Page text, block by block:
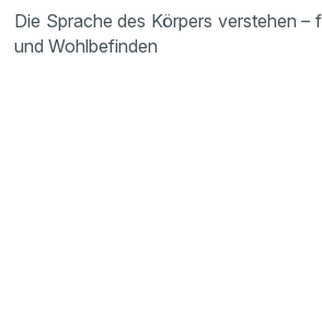
Die Sprache des Körpers verstehen –
und Wohlbefinden